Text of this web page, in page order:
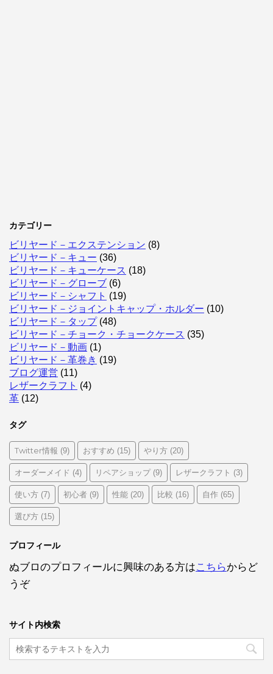
カテゴリー
ビリヤード－エクステンション (8)
ビリヤード－キュー (36)
ビリヤード－キューケース (18)
ビリヤード－グローブ (6)
ビリヤード－シャフト (19)
ビリヤード－ジョイントキャップ・ホルダー (10)
ビリヤード－タップ(48)
ビリヤード－チョーク・チョークケース (35)
ビリヤード－動画 (1)
ビリヤード－革巻き (19)
ブログ運営 (11)
レザークラフト (4)
革 (12)
タグ
Twitter情報 (9) おすすめ (15) やり方 (20)
オーダーメイド (4) リペアショップ(9) レザークラフト (3)
使い方 (7) 初心者 (9) 性能 (20) 比較 (16) 自作 (65)
選び方 (15)
プロフィール
ぬブロのプロフィールに興味のある方はこちらからど
うぞ
サイト内検索